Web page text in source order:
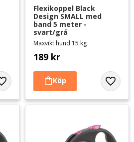
Lägg till i favoriter
Flexikoppel Black
Design SMALL med
band 5 meter -
svart/grå
Maxvikt hund 15 kg
189 kr
Lägg